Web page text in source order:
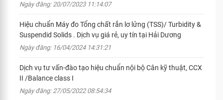
Ngày đăng: 20/07/2023 11:14:07
Hiệu chuẩn Máy đo Tổng chất rắn lơ lửng (TSS)/ Turbidity &
Suspendid Solids . Dịch vụ giá rẻ, uy tín tại Hải Dương
Ngày đăng: 16/04/2024 14:31:21
Dịch vụ tư vấn-đào tạo hiệu chuẩn nội bộ Cân kỹ thuật, CCX
II /Balance class I
Ngày đăng: 27/05/2022 08:54:34